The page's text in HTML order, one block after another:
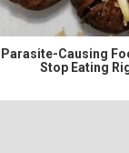
Causing
Stop Eating